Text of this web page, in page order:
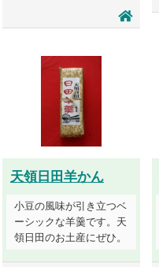
天領日田羊かん
小豆の風味が引き立つベ
ーシックな羊羹です。天
領日田のお土産にぜひ。